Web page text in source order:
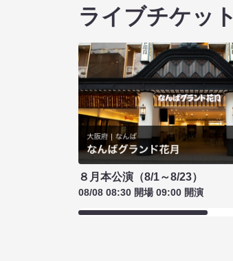
ライブチケット
８月本公演（8/1～8/23）
08/08 08:30 開場 09:00 開演